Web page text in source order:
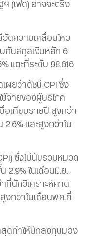
(เฟด) อาจจะตรึง
ดความเคลื่อนไหว
กับสกุลเงินหลัก 6
แตะที่ระดับ 98.616
ผยว่าดัชนี CPI ซึ่ง
ช้จ่ายของผู้บริโภค
มื่อเทียบรายปี สูงกว่า
2.6% และสูงกว่าใน
ซึ่งไม่นับรวมหมวด
2.9% ในเดือนมิ.ย.
ที่นักวิเคราะห์คาด
งกว่าในเดือนพ.ค.ที่
สุดทำให้นักลงทุนมอง